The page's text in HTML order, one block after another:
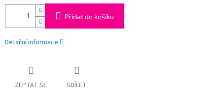
Přidat do košíku
Detailní informace
ZEPTAT SE SDÍLET